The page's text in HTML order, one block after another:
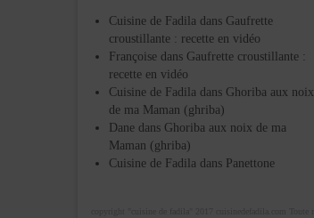
Cuisine de Fadila dans Gaufrette
croustillante : recette en vidéo
Françoise dans Gaufrette croustillante :
recette en vidéo
Cuisine de Fadila dans Ghoriba aux noix
de ma Maman (ghriba)
Dane dans Ghoriba aux noix de ma
Maman (ghriba)
Cuisine de Fadila dans Panettone